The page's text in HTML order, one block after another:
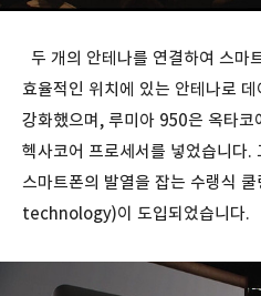
두 개의 안테나를 연결하여 스마
효율적인 위치에 있는 안테나로
강화했으며, 루미아 950은 옥타
헥사코어 프로세서를 넣었습니다.
스마트폰의 발열을 잡는 수랭식
technology)이 도입되었습니다.